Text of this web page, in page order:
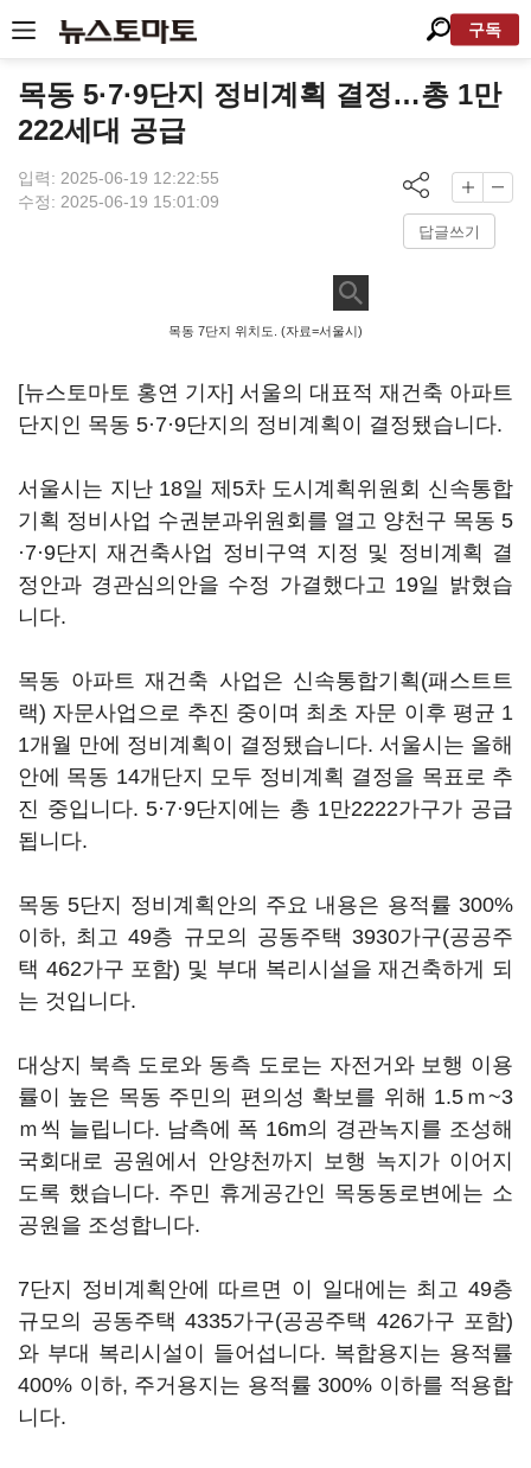
구독
목동 5·7·9단지 정비계획 결정…총 1만
222세대 공급
입력: 2025-06-19 12:22:55
수정: 2025-06-19 15:01:09
답글쓰기
목동 7단지 위치도. (자료=서울시)
[뉴스토마토 홍연 기자] 서울의 대표적 재건축 아파트
단지인 목동 5·7·9단지의 정비계획이 결정됐습니다.
서울시는 지난 18일 제5차 도시계획위원회 신속통합
기획 정비사업 수권분과위원회를 열고 양천구 목동 5
·7·9단지 재건축사업 정비구역 지정 및 정비계획 결
정안과 경관심의안을 수정 가결했다고 19일 밝혔습
니다.
목동 아파트 재건축 사업은 신속통합기획(패스트트
랙) 자문사업으로 추진 중이며 최초 자문 이후 평균 1
1개월 만에 정비계획이 결정됐습니다. 서울시는 올해
안에 목동 14개단지 모두 정비계획 결정을 목표로 추
진 중입니다. 5·7·9단지에는 총 1만2222가구가 공급
됩니다.
목동 5단지 정비계획안의 주요 내용은 용적률 300%
이하, 최고 49층 규모의 공동주택 3930가구(공공주
택 462가구 포함) 및 부대 복리시설을 재건축하게 되
는 것입니다.
대상지 북측 도로와 동측 도로는 자전거와 보행 이용
률이 높은 목동 주민의 편의성 확보를 위해 1.5ｍ~3
ｍ씩 늘립니다. 남측에 폭 16m의 경관녹지를 조성해
국회대로 공원에서 안양천까지 보행 녹지가 이어지
도록 했습니다. 주민 휴게공간인 목동동로변에는 소
공원을 조성합니다.
7단지 정비계획안에 따르면 이 일대에는 최고 49층
규모의 공동주택 4335가구(공공주택 426가구 포함)
와 부대 복리시설이 들어섭니다. 복합용지는 용적률
400% 이하, 주거용지는 용적률 300% 이하를 적용합
니다.